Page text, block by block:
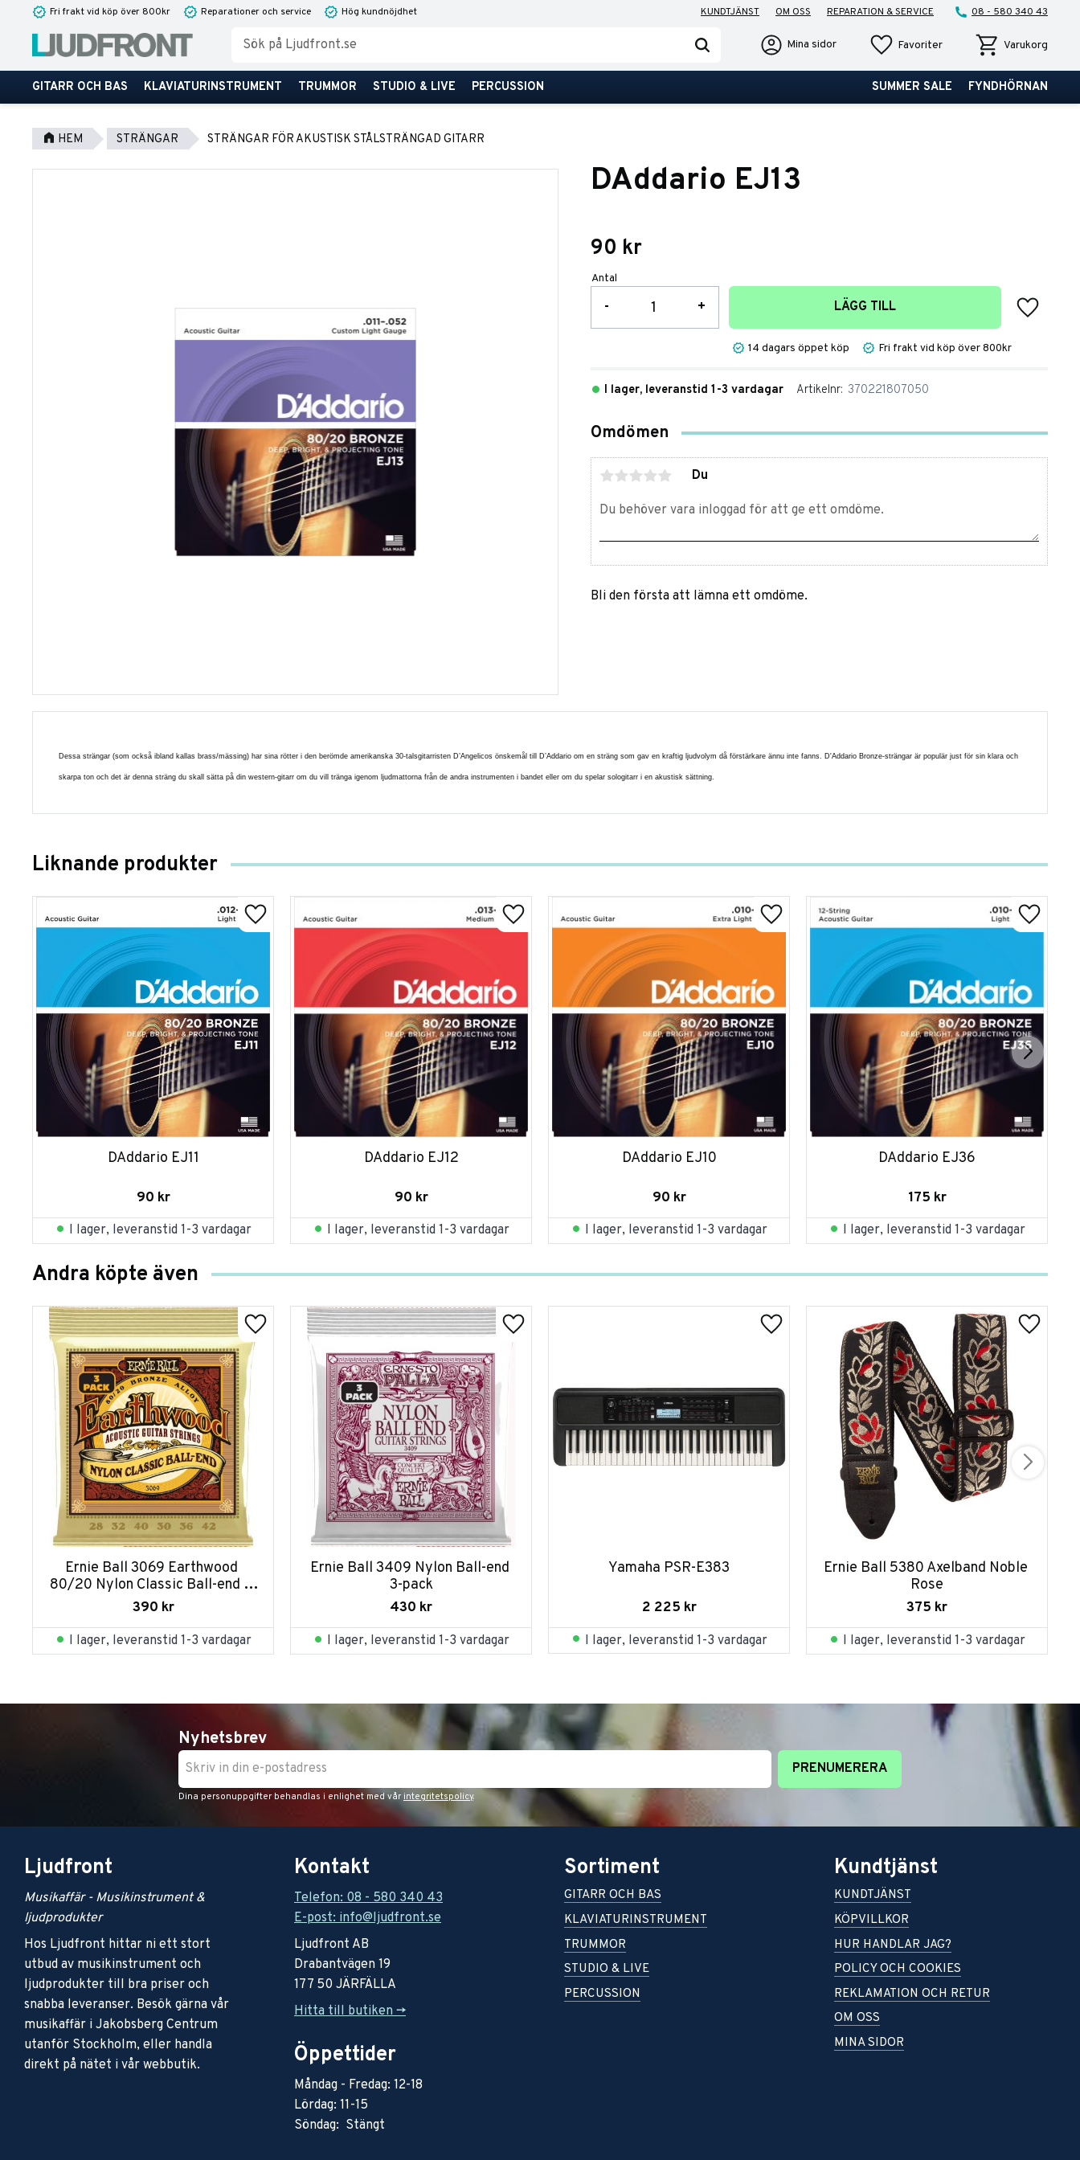
Fri frakt vid köp över 800kr Reparationer och service Hög kundnöjdhet KUNDTJÄNST OM OSS REPARATION & SERVICE 08 - 580 340 43
Mina sidor FavoriterFavoriter KundvagnVarukorg
GITARR OCH BAS KLAVIATURINSTRUMENT TRUMMOR STUDIO & LIVE PERCUSSION SUMMER SALE FYNDHÖRNAN
HEM STRÄNGAR STRÄNGAR FÖR AKUSTISK STÅLSTRÄNGAD GITARR
DAddario EJ13
90 kr
Antal
+
- LÄGG TILL
Lägg till
14 dagars öppet köp Fri frakt vid köp över 800kr
I lager, leveranstid 1-3 vardagar Artikelnr 370221807050
Omdömen
Du
Bli den första att lämna ett omdöme.
Dessa strängar (som också ibland kallas brass/mässing) har sina rötter i den berömde amerikanska 30-talsgitarristen D’Angelicos önskemål till D’Addario om en sträng som gav en kraftig ljudvolym då förstärkare ännu inte fanns. D'Addario Bronze-strängar är populär just för sin klara och
skarpa ton och det är denna sträng du skall sätta på din western-gitarr om du vill tränga igenom ljudmattorna från de andra instrumenten i bandet eller om du spelar sologitarr i en akustisk sättning.
Liknande produkter
DAddario EJ11
90 kr
I lager, leveranstid 1-3 vardagar
DAddario EJ12
90 kr
I lager, leveranstid 1-3 vardagar
DAddario EJ10
90 kr
I lager, leveranstid 1-3 vardagar
DAddario EJ36
175 kr
I lager, leveranstid 1-3 vardagar
Andra köpte även
Ernie Ball 3069 Earthwood
80/20 Nylon Classic Ball-end 3-
pack
390 kr
I lager, leveranstid 1-3 vardagar
Ernie Ball 3409 Nylon Ball-end
3-pack
430 kr
I lager, leveranstid 1-3 vardagar
Yamaha PSR-E383
2 225 kr
I lager, leveranstid 1-3 vardagar
Ernie Ball 5380 Axelband Noble
Rose
375 kr
I lager, leveranstid 1-3 vardagar
Nyhetsbrev
PRENUMERERA
Dina personuppgifter behandlas i enlighet med vår integritetspolicy.
Ljudfront
Musikaffär - Musikinstrument &
ljudprodukter
Hos Ljudfront hittar ni ett stort
utbud av musikinstrument och
ljudprodukter till bra priser och
snabba leveranser. Besök gärna vår
musikaffär i Jakobsberg Centrum
utanför Stockholm, eller handla
direkt på nätet i vår webbutik.
Kontakt
Telefon: 08 - 580 340 43
E-post: info@ljudfront.se
Ljudfront AB
Drabantvägen 19
177 50 JÄRFÄLLA
Hitta till butiken ->
Öppettider
Måndag - Fredag: 12-18
Lördag: 11-15
Söndag: Stängt
Sortiment
GITARR OCH BAS
KLAVIATURINSTRUMENT
TRUMMOR
STUDIO & LIVE
PERCUSSION
Kundtjänst
KUNDTJÄNST
KÖPVILLKOR
HUR HANDLAR JAG?
POLICY OCH COOKIES
REKLAMATION OCH RETUR
OM OSS
MINA SIDOR